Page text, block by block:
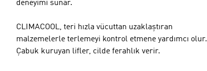
deneyimi sunar.
CLIMACOOL, teri hızla vücuttan uzaklaştıran
malzemelerle terlemeyi kontrol etmene yardımcı olur.
Çabuk kuruyan lifler, cilde ferahlık verir.